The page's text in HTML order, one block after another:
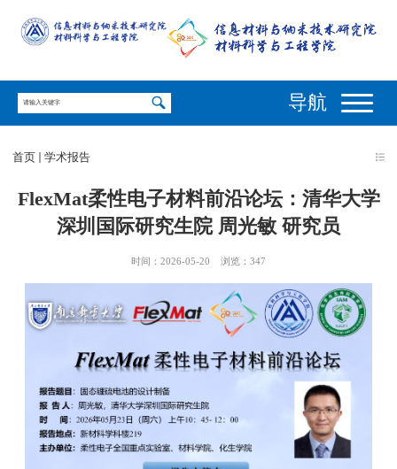
导航
首页 学术报告
FlexMat柔性电子材料前沿论坛：清华大学
深圳国际研究生院 周光敏 研究员
时间：2026-05-20 浏览： 347